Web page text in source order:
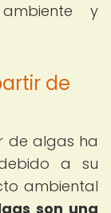
y
de
de algas ha
a su
ambiental
son una